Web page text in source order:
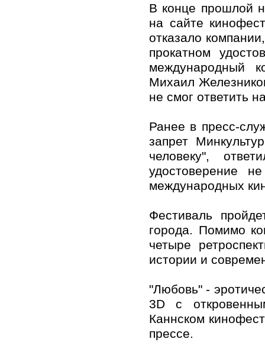
В конце прошлой
на сайте
отказало
прокатном
международный
Михаил
не смог ответить
Ранее в пресс-
запрет
человеку",
удостоверение
международных
Фестиваль
города. Помимо
четыре
истории и
"Любовь" -
3D с
Каннском
прессе.